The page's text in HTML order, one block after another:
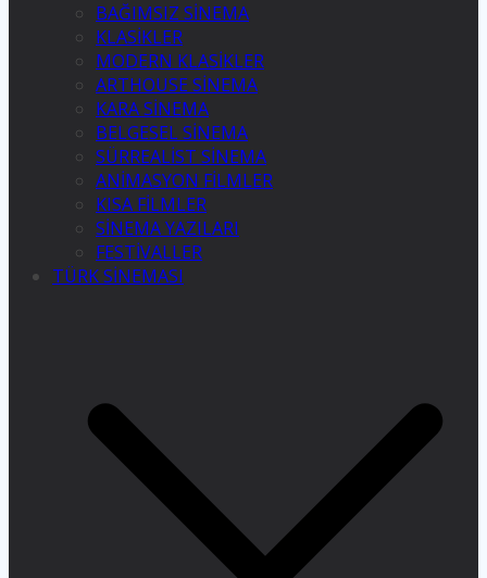
BAĞIMSIZ SİNEMA
KLASİKLER
MODERN KLASİKLER
ARTHOUSE SİNEMA
KARA SİNEMA
BELGESEL SİNEMA
SÜRREALİST SİNEMA
ANİMASYON FİLMLER
KISA FİLMLER
SİNEMA YAZILARI
FESTİVALLER
TÜRK SİNEMASI